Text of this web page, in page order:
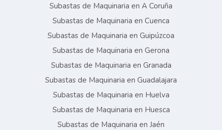
Subastas de Maquinaria en A Coruña
Subastas de Maquinaria en Cuenca
Subastas de Maquinaria en Guipúzcoa
Subastas de Maquinaria en Gerona
Subastas de Maquinaria en Granada
Subastas de Maquinaria en Guadalajara
Subastas de Maquinaria en Huelva
Subastas de Maquinaria en Huesca
Subastas de Maquinaria en Jaén